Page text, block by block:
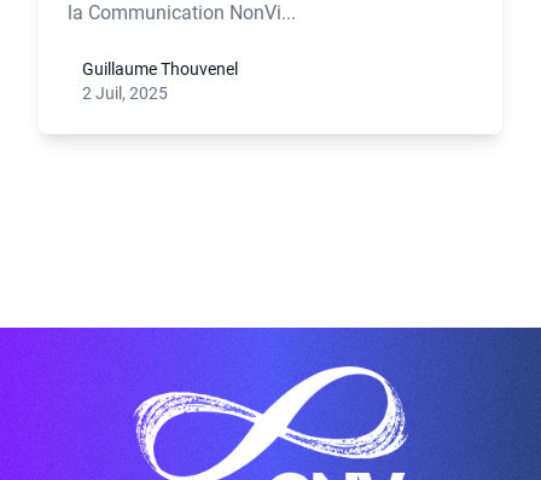
la Communication NonVi...
Guillaume Thouvenel
2 Juil, 2025